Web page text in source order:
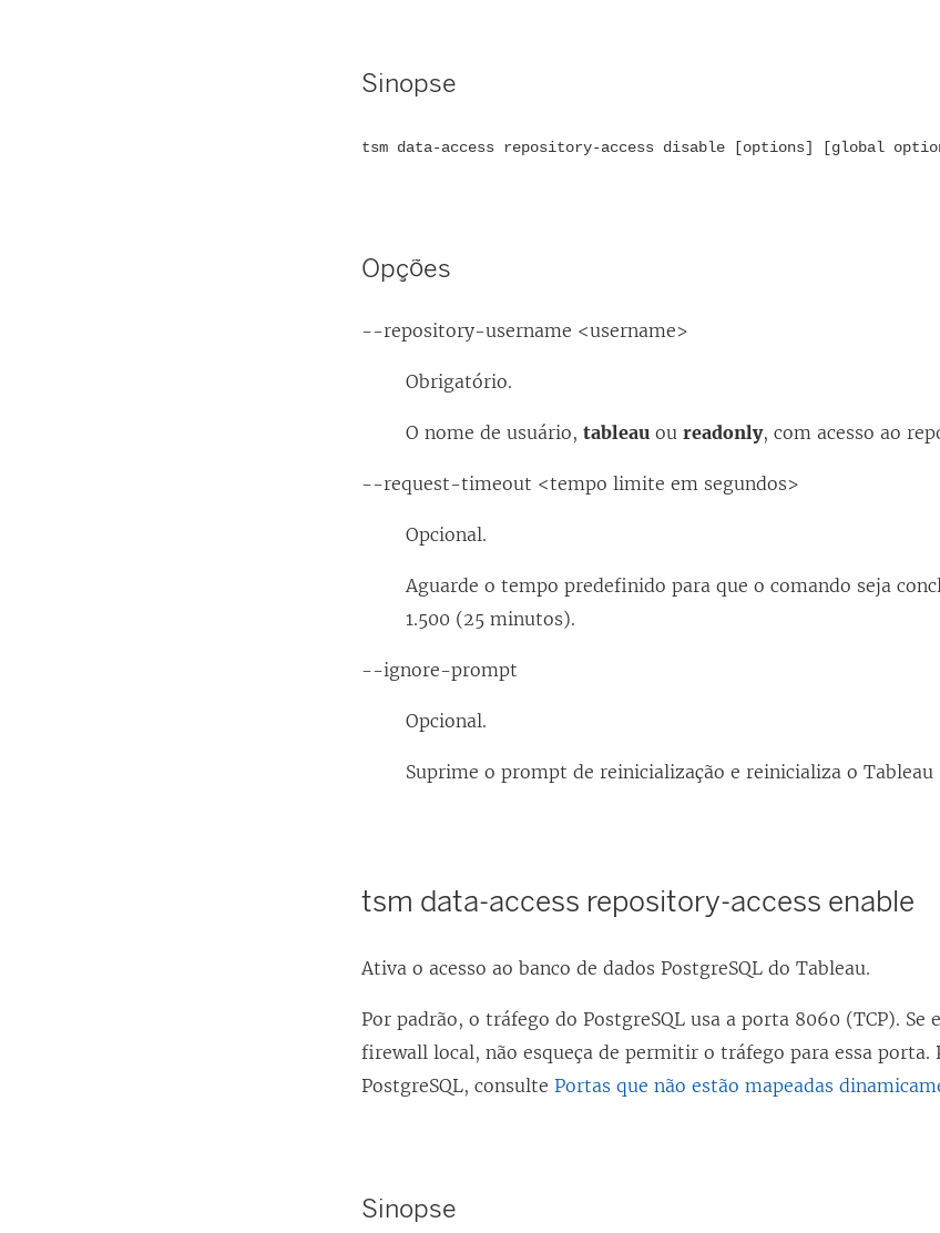
Sinopse
tsm data-access repository-access disable [options] [global
Opções
--repository-username <username>
Obrigatório.
O nome de usuário,tableau oureadonly, com acesso ao
--request-timeout <tempo limite em segundos>
Opcional.
Aguarde o tempo predefinido para que o comando seja
1.500 (25 minutos).
--ignore-prompt
Opcional.
Suprime o prompt de reinicialização e reinicializa oTableau
tsm data-access repository-access enable
Ativa o acesso ao banco de dados PostgreSQL do Tableau.
Por padrão, o tráfego do PostgreSQL usa a porta 8060 (TCP). Se
firewall local, não esqueça de permitir o tráfego para essa porta.
PostgreSQL, consultePortas que não estão mapeadas
Sinopse